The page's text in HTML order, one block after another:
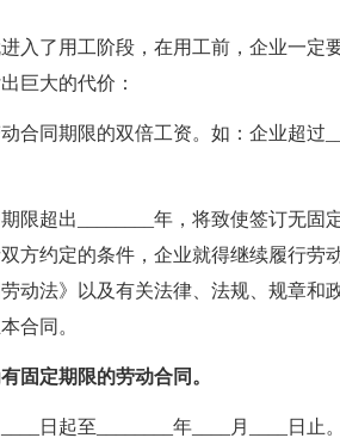
入了用工阶段，在用工前，企业一定
巨大的代价：
合同期限的双倍工资。如：企业超过
限超出________年，将致使签订无固
方约定的条件，企业就得继续履行劳
动法》以及有关法律、法规、规章和
合同。
固定期限的劳动合同。
日起至________年____月____日止